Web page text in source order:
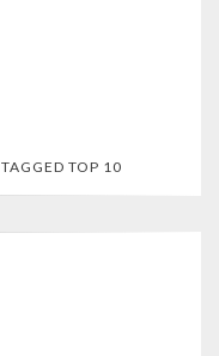
TAGGED TOP 10